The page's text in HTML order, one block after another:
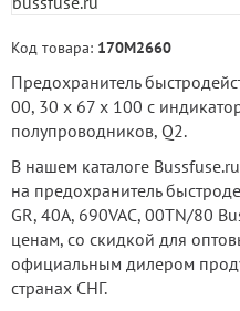
Код товара: 170M2660
Предохранитель
00, 30 x 67 x 100 с
полупроводников, Q2.
В нашем каталоге
на предохранитель
GR, 40А, 690VAC, 00TN/80
ценам, со скидкой для
официальным дилером
странах СНГ.